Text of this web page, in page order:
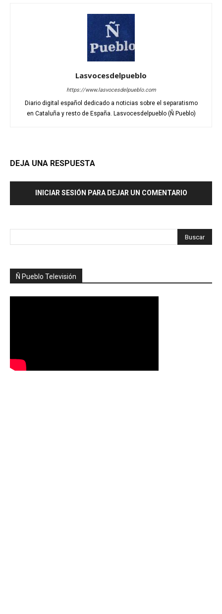
Lasvocesdelpueblo
https://www.lasvocesdelpueblo.com
Diario digital español dedicado a noticias sobre el separatismo
en Cataluña y resto de España. Lasvocesdelpueblo (Ñ Pueblo)
DEJA UNA RESPUESTA
INICIAR SESIÓN PARA DEJAR UN COMENTARIO
Ñ Pueblo Televisión